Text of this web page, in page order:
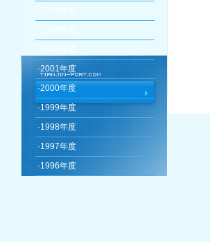
·2001年度
·2000年度
·1999年度
·1998年度
·1997年度
·1996年度